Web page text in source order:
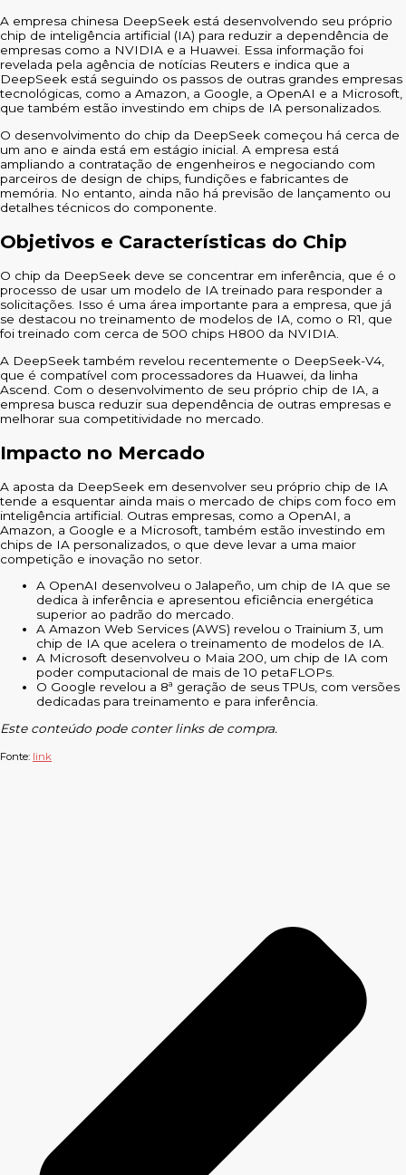
A empresa chinesa DeepSeek está desenvolvendo seu próprio
chip de inteligência artificial (IA) para reduzir a dependência de
empresas como a NVIDIA e a Huawei. Essa informação foi
revelada pela agência de notícias Reuters e indica que a
DeepSeek está seguindo os passos de outras grandes empresas
tecnológicas, como a Amazon, a Google, a OpenAI e a Microsoft,
que também estão investindo em chips de IA personalizados.
O desenvolvimento do chip da DeepSeek começou há cerca de
um ano e ainda está em estágio inicial. A empresa está
ampliando a contratação de engenheiros e negociando com
parceiros de design de chips, fundições e fabricantes de
memória. No entanto, ainda não há previsão de lançamento ou
detalhes técnicos do componente.
Objetivos e Características do Chip
O chip da DeepSeek deve se concentrar em inferência, que é o
processo de usar um modelo de IA treinado para responder a
solicitações. Isso é uma área importante para a empresa, que já
se destacou no treinamento de modelos de IA, como o R1, que
foi treinado com cerca de 500 chips H800 da NVIDIA.
A DeepSeek também revelou recentemente o DeepSeek-V4,
que é compatível com processadores da Huawei, da linha
Ascend. Com o desenvolvimento de seu próprio chip de IA, a
empresa busca reduzir sua dependência de outras empresas e
melhorar sua competitividade no mercado.
Impacto no Mercado
A aposta da DeepSeek em desenvolver seu próprio chip de IA
tende a esquentar ainda mais o mercado de chips com foco em
inteligência artificial. Outras empresas, como a OpenAI, a
Amazon, a Google e a Microsoft, também estão investindo em
chips de IA personalizados, o que deve levar a uma maior
competição e inovação no setor.
A OpenAI desenvolveu o Jalapeño, um chip de IA que se
dedica à inferência e apresentou eficiência energética
superior ao padrão do mercado.
A Amazon Web Services (AWS) revelou o Trainium 3, um
chip de IA que acelera o treinamento de modelos de IA.
A Microsoft desenvolveu o Maia 200, um chip de IA com
poder computacional de mais de 10 petaFLOPs.
O Google revelou a 8ª geração de seus TPUs, com versões
dedicadas para treinamento e para inferência.
Este conteúdo pode conter links de compra.
Fonte: link